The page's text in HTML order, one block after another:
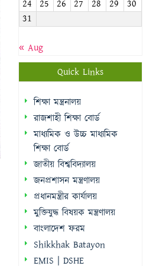
24 25 26 27 28 29
30
31
« Aug
Quick Links
শিক্ষা মন্ত্রনালয়
রাজশাহী শিক্ষা বোর্ড
মাধ্যমিক ও উচ্চ মাধ্যমিক
শিক্ষা বোর্ড
জাতীয় বিশ্ববিদ্যালয়
জনপ্রশাসন মন্ত্রণালয়
প্রধানমন্ত্রীর কার্যালয়
মুক্তিযুদ্ধ বিষয়ক মন্ত্রণালয়
বাংলাদেশ ফরম
Shikkhak Batayon
EMIS | DSHE